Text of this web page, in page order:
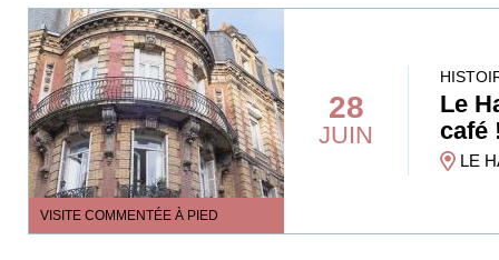
VISITE COMMENTÉE À PIED
28
JUIN
Le
café
LE